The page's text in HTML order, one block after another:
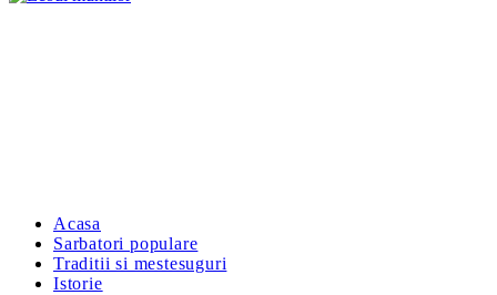
Acasa
Sarbatori populare
Traditii si mestesuguri
Istorie